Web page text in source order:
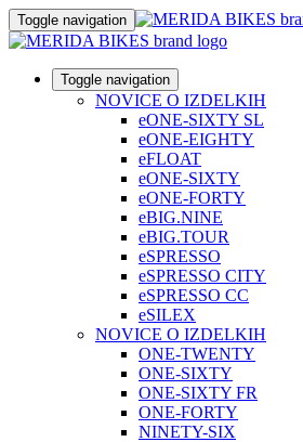
Toggle navigation
Toggle navigation
NOVICE O IZDELKIH
eONE-SIXTY SL
eONE-EIGHTY
eFLOAT
eONE-SIXTY
eONE-FORTY
eBIG.NINE
eBIG.TOUR
eSPRESSO
eSPRESSO CITY
eSPRESSO CC
eSILEX
NOVICE O IZDELKIH
ONE-TWENTY
ONE-SIXTY
ONE-SIXTY FR
ONE-FORTY
NINETY-SIX